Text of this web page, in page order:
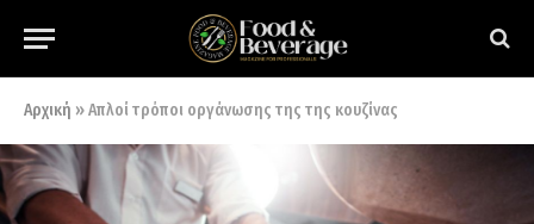
Αρχική »Απλοί τρόποι οργάνωσης της της κουζίνας